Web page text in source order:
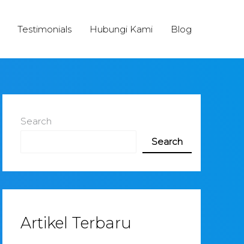
Testimonials Hubungi Kami Blog
Search
Search
Artikel Terbaru